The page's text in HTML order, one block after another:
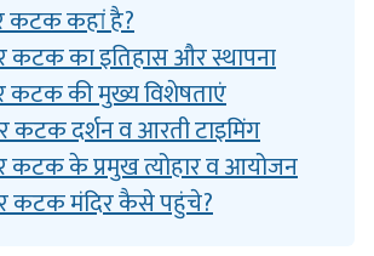
कटक कहां है?
कटक का इतिहास और स्थापना
कटक की मुख्य विशेषताएं
कटक दर्शन व आरती टाइमिंग
कटक के प्रमुख त्योहार व आयोजन
कटक मंदिर कैसे पहुंचे?